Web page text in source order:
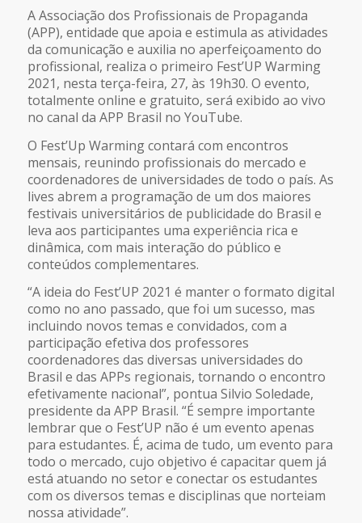
A Associação dos Profissionais de Propaganda
(APP), entidade que apoia e estimula as atividades
da comunicação e auxilia no aperfeiçoamento do
profissional, realiza o primeiro Fest’UP Warming
2021, nesta terça-feira, 27, às 19h30. O evento,
totalmente online e gratuito, será exibido ao vivo
no canal da APP Brasil no YouTube.
O Fest’Up Warming contará com encontros
mensais, reunindo profissionais do mercado e
coordenadores de universidades de todo o país. As
lives abrem a programação de um dos maiores
festivais universitários de publicidade do Brasil e
leva aos participantes uma experiência rica e
dinâmica, com mais interação do público e
conteúdos complementares.
“A ideia do Fest’UP 2021 é manter o formato digital
como no ano passado, que foi um sucesso, mas
incluindo novos temas e convidados, com a
participação efetiva dos professores
coordenadores das diversas universidades do
Brasil e das APPs regionais, tornando o encontro
efetivamente nacional”, pontua Silvio Soledade,
presidente da APP Brasil. “É sempre importante
lembrar que o Fest’UP não é um evento apenas
para estudantes. É, acima de tudo, um evento para
todo o mercado, cujo objetivo é capacitar quem já
está atuando no setor e conectar os estudantes
com os diversos temas e disciplinas que norteiam
nossa atividade”.